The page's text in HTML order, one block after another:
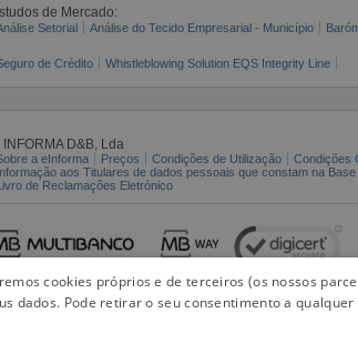
de Mercado:
Setorial Análise do Tecido Empresarial - Município
de Crédito Whistleblowing Solution EQS Integrity Line
D&B, Lda
a eInforma Preços Condições de Utilização Condições
aos Titulares de dados pessoais que constam na
de Reclamações Eletrónico
cookies próprios e de terceiros (os nossos
dados. Pode retirar o seu consentimento a